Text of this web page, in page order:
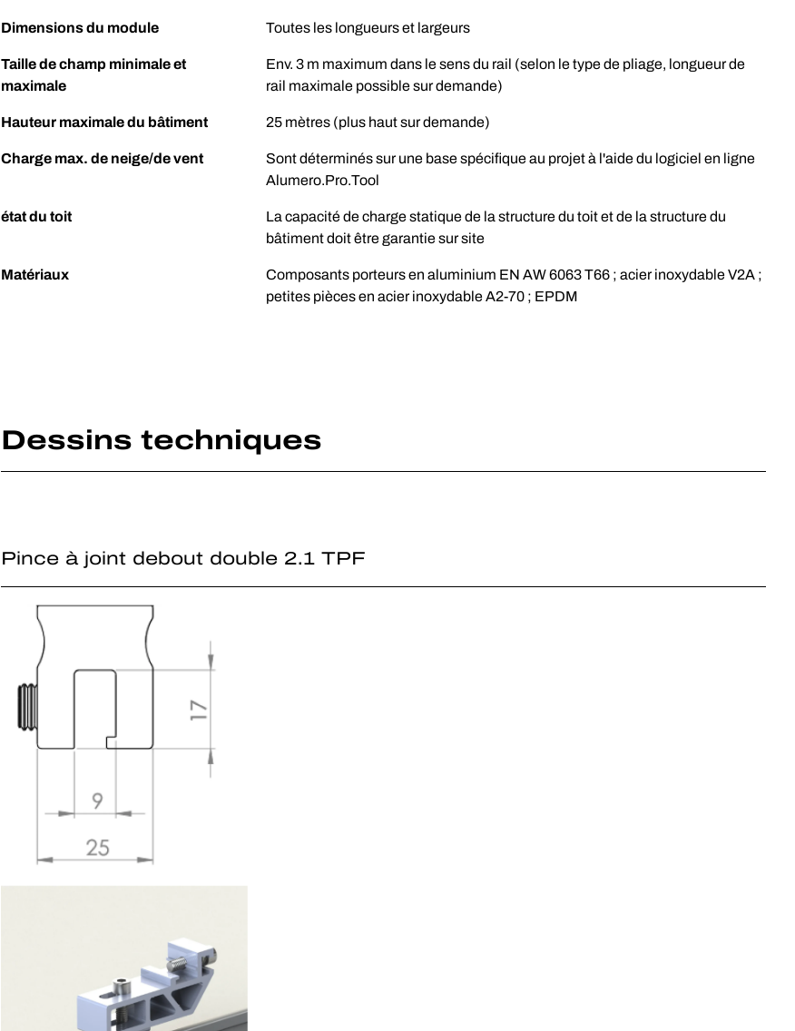
Dimensions du module Toutes les longueurs et largeurs
Taille de champ minimale et
maximale
Env. 3 m maximum dans le sens du rail (selon le type de pliage, longueur de
rail maximale possible sur demande)
Hauteur maximale du bâtiment 25 mètres (plus haut sur demande)
Charge max. de neige/de vent
Sont déterminés sur une base spécifique au projet à l'aide du logiciel en ligne
Alumero.Pro.Tool
état du toit
La capacité de charge statique de la structure du toit et de la structure du
bâtiment doit être garantie sur site
Matériaux
Composants porteurs en aluminium EN AW 6063 T66 ; acier inoxydable V2A ;
petites pièces en acier inoxydable A2-70 ; EPDM
Dessins techniques
Pince à joint debout double 2.1 TPF